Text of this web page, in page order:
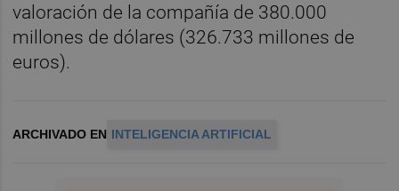
valoración de la compañía de 380.000
millones de dólares (326.733 millones de
euros).
ARCHIVADO EN INTELIGENCIA ARTIFICIAL